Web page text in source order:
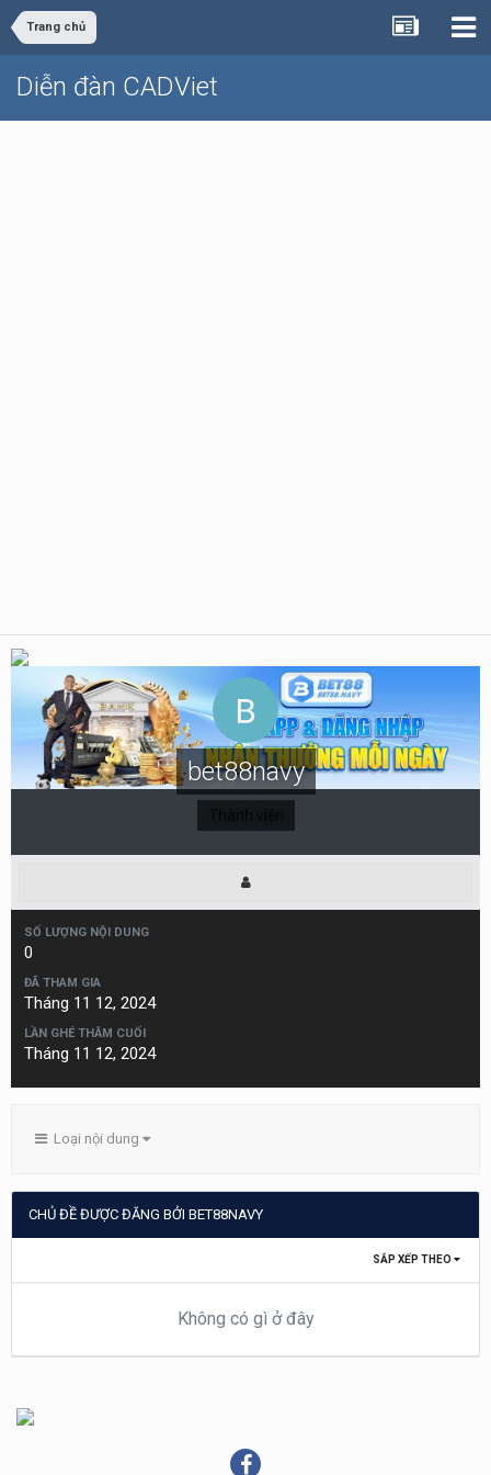
Trang chủ
Diễn đàn CADViet
bet88navy
Thành viên
SỐ LƯỢNG NỘI DUNG
0
ĐÃ THAM GIA
Tháng 11 12, 2024
LẦN GHÉ THĂM CUỐI
Tháng 11 12, 2024
Loại nội dung
CHỦ ĐỀ ĐƯỢC ĐĂNG BỞI BET88NAVY
SẮP XẾP THEO
Không có gì ở đây